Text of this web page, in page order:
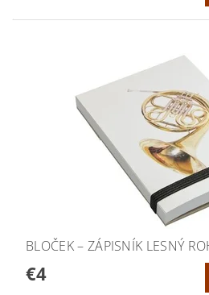
BLOČEK – ZÁPISNÍK LESNÝ
€4